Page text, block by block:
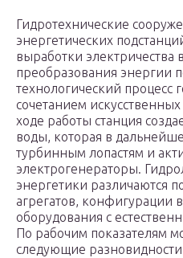
Гидротехнические
энергетических
выработки электричества
преобразования энергии
технологический процесс
сочетанием
ходе работы станция
воды, которая в
турбинным лопастям и
электрогенераторы.
энергетики различаются
агрегатов, конфигурации
оборудования с
По рабочим показателям
следующие